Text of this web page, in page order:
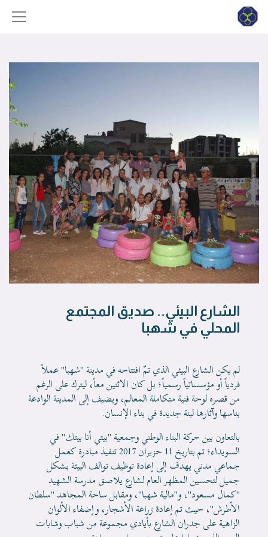
الشارع البيئي.. صديق المجتمع
المحلي في شهبا
لم يكن الشارع البيئي الذي تمّ افتتاحه في مدينة "شهبا" عملاً
فردياً أو مؤسساتياً رسمياً؛ بل كان الاثنين معاً، ليترك على الرغم
من قصره لوحة فنية متكاملة المعالم، ويضيف إلى المدينة الوادعة
بناسها وآثارها لبنة جديدة في بناء الإنسان.
بالتعاون بين حركة البناء الوطني وجمعية "بيتي أنا بيتك" في
السويداء؛ تم بتاريخ 11 حزيران 2017 تنفيذ مبادرة كعمل
جماعي مدني يهدف إلى إعادة توظيف توالف البيئة بشكل
جميل لتحسين المظهر العام لشارع يلاصق مدرسة الشهيد
"كمال مسعود"، و"مالية شهبا"، ومقابل ساحة المجاهد "سلطان
الأطرش"، حيث تم إعادة زراعة الأشجار، وإضفاء الألوان
الزاهية على جدران الشارع بأيادي مجموعة من شباب وشابات